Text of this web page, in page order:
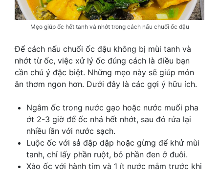
Mẹo giúp ốc hết tanh và nhớt trong cách nấu chuối ốc đậu
Để cách nấu chuối ốc đậu không bị mùi tanh và
nhớt từ ốc, việc xử lý ốc đúng cách là điều bạn
cần chú ý đặc biệt. Những mẹo này sẽ giúp món
ăn thơm ngon hơn. Dưới đây là các gợi ý hữu ích.
Ngâm ốc trong nước gạo hoặc nước muối pha
ớt 2-3 giờ để ốc nhả hết nhớt, sau đó rửa lại
nhiều lần với nước sạch.
Luộc ốc với sả đập dập hoặc gừng để khử mùi
tanh, chỉ lấy phần ruột, bỏ phần đen ở đuôi.
Xào ốc với hành tím và 1 ít nước mắm trước khi